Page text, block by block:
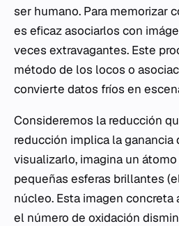
ser humano. Para memorizar
es eficaz asociarlos con
veces extravagantes. Este
método de los locos o
convierte datos fríos en
Consideremos la reducción
reducción implica la ganancia
visualizarlo, imagina un
pequeñas esferas brillantes
núcleo. Esta imagen concreta
el número de oxidación